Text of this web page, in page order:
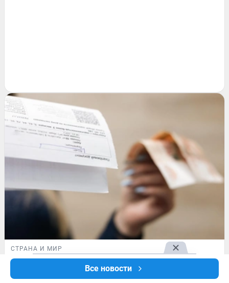
Все новости
СТРАНА И МИР
Правила оплаты коммуналки
изменятся: что произойдет с